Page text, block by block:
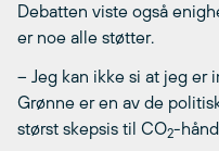
Debatten viste også
er noe alle støtter.
– Jeg kan ikke si at jeg er
Grønne er en av de
størst skepsis til CO2-